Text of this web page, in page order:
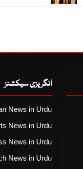
انگریزی سیکشنز
News in Urdu
News in Urdu
News in Urdu
News in Urdu